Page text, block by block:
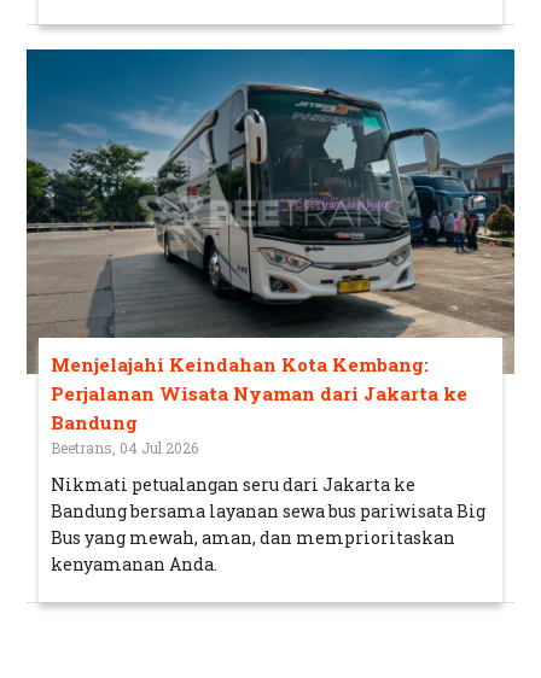
Menjelajahi Keindahan Kota Kembang:
Perjalanan Wisata Nyaman dari Jakarta ke
Bandung
Beetrans, 04 Jul 2026
Nikmati petualangan seru dari Jakarta ke
Bandung bersama layanan sewa bus pariwisata Big
Bus yang mewah, aman, dan memprioritaskan
kenyamanan Anda.